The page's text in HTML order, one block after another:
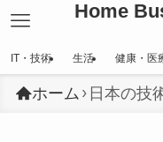
Home
IT・技術 生活 健康・医
ホーム 日本の技